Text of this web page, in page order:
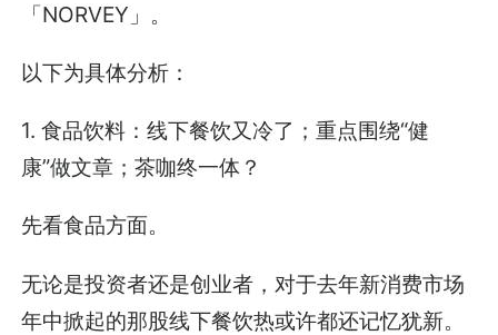
「NORVEY」。
以下为具体分析：
1. 食品饮料：线下餐饮又冷了；重点围绕“健
康”做文章；茶咖终一体？
先看食品方面。
无论是投资者还是创业者，对于去年新消费市场
年中掀起的那股线下餐饮热或许都还记忆犹新。